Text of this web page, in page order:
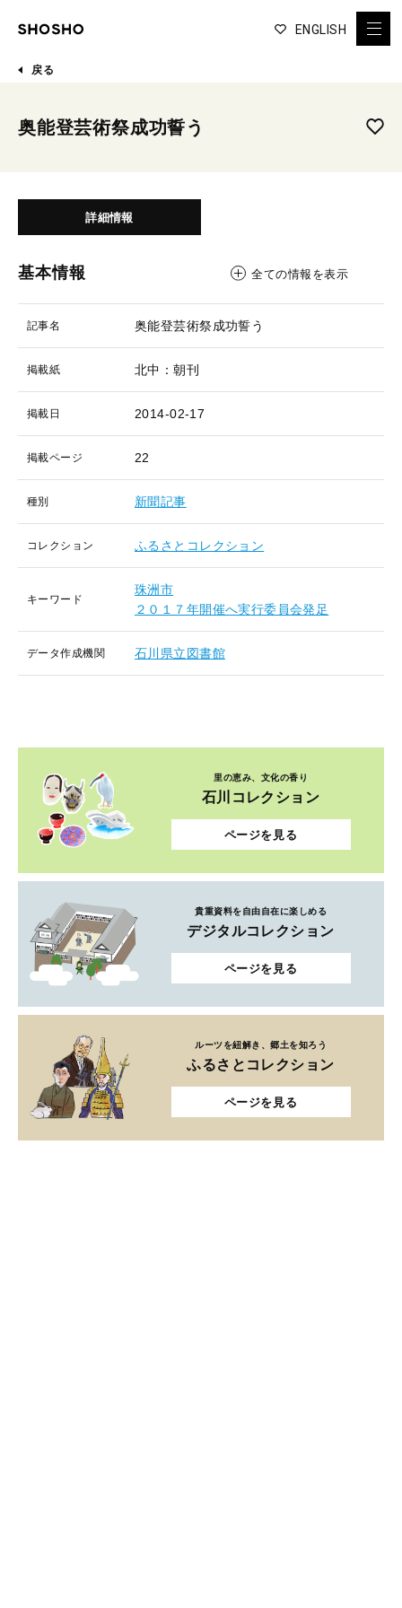
ENGLISH
戻る
奥能登芸術祭成功誓う
詳細情報
基本情報 全ての情報を表示
記事名 奥能登芸術祭成功誓う
掲載紙 北中：朝刊
掲載日 2014-02-17
掲載ページ 22
種別 新聞記事
コレクション ふるさとコレクション
キーワード
珠洲市
２０１７年開催へ実行委員会発足
データ作成機関 石川県立図書館
里の恵み、文化の香り
石川コレクション
ページを見る
貴重資料を自由自在に楽しめる
デジタルコレクション
ページを見る
ルーツを紐解き、郷土を知ろう
ふるさとコレクション
ページを見る